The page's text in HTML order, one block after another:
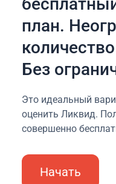
план.
Без
Это идеальный
оценить Ликвид.
совершенно
Начать